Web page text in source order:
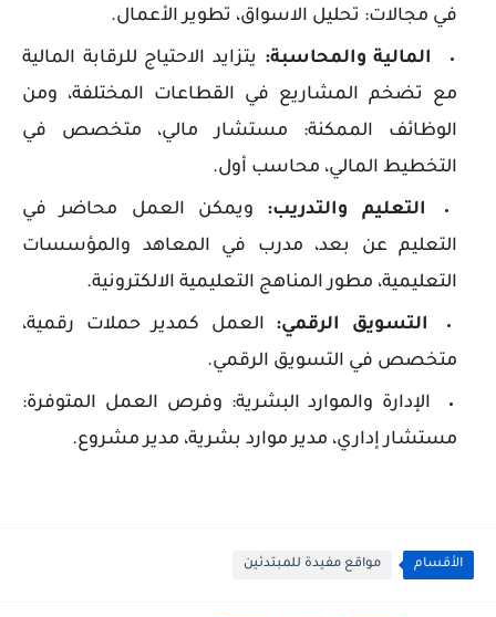
في مجالات: تحليل الاسواق، تطوير الأعمال.
المالية والمحاسبة: يتزايد الاحتياج للرقابة المالية
مع تضخم المشاريع في القطاعات المختلفة، ومن
الوظائف الممكنة: مستشار مالي، متخصص في
التخطيط المالي، محاسب أول.
التعليم والتدريب: ويمكن العمل محاضر في
التعليم عن بعد، مدرب في المعاهد والمؤسسات
التعليمية، مطور المناهج التعليمية الالكترونية.
التسويق الرقمي: العمل كمدير حملات رقمية،
متخصص في التسويق الرقمي.
الإدارة والموارد البشرية: وفرص العمل المتوفرة:
مستشار إداري، مدير موارد بشرية، مدير مشروع.
الأقسام مواقع مفيدة للمبتدئين